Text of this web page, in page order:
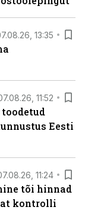
13:35
11:52
Eesti
11:24
tõi hinnad
kontrolli